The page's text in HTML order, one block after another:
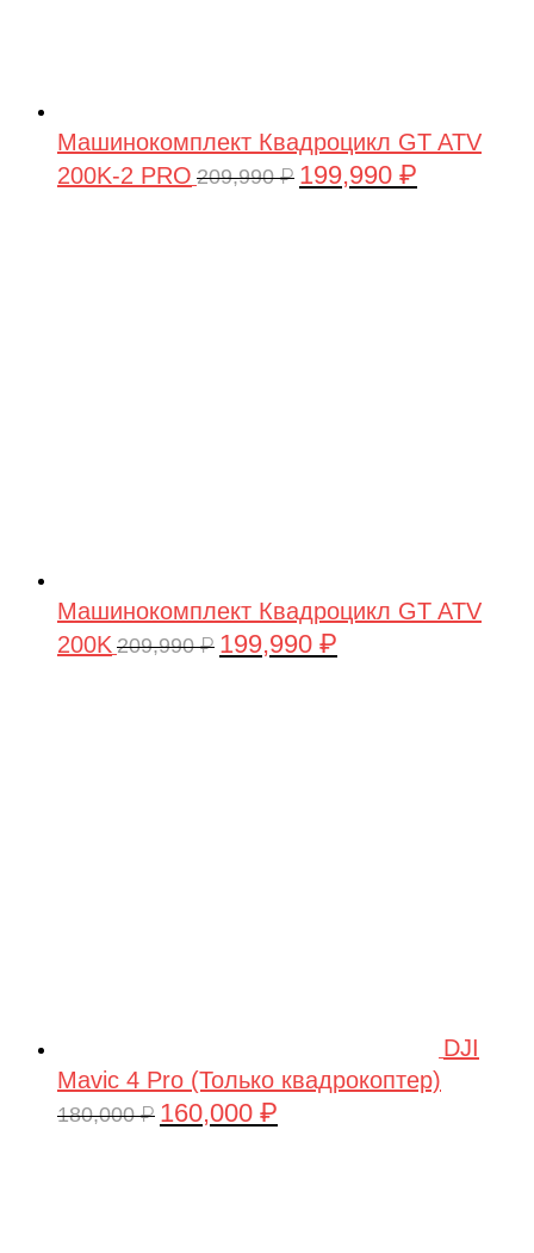
Машинокомплект Квадроцикл GT ATV
200K-2 PRO 209,990₽ Первоначальная
199,990 ₽
Машинокомплект Квадроцикл GT ATV
200K 209,990₽ Первоначальная
199,990 ₽
DJI
Mavic 4 Pro (Только квадрокоптер)
180,000₽ Первоначальная
160,000 ₽